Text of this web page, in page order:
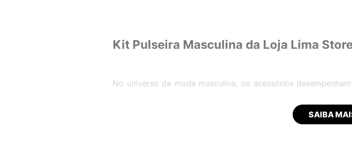
Kit Pulseira Masculina da Loja Lima
No universo da moda masculina, os acessórios
masculinas têm ganhado cada vez mais destaque, não
de agregar um toque de elegância e personalidade a
SAIBA